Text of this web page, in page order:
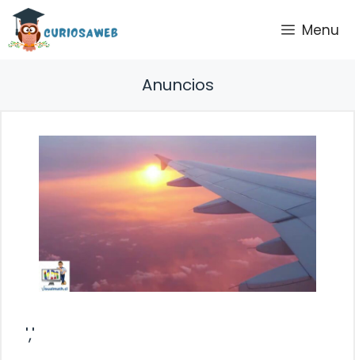
Saltar
contenido
Menu
Anuncios
','